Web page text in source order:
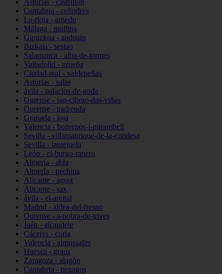
Asturias - castrillón
Cantabria - colindres
La-rioja - arnedo
Málaga - mollina
Gipuzkoa - andoain
Bizkaia - sestao
Salamanca - alba-de-tormes
Valladolid - urueña
Ciudad-real - valdepeñas
Asturias - salas
ávila - palacios-de-goda
Ourense - san-cibrao-das-viñas
Ourense - padrenda
Granada - loja
Valencia - bonrepòs-i-mirambell
Sevilla - villamanrique-de-la-condesa
Sevilla - lantejuela
León - el-burgo-ranero
Almería - abla
Almería - pechina
Alicante - agost
Alicante - sax
ávila - el-arenal
Madrid - aldea-del-fresno
Ourense - a-pobra-de-trives
Jaén - alcaudete
Cáceres - coria
Valencia - almussafes
Huesca - graus
Zaragoza - alagón
Cantabria - penagos